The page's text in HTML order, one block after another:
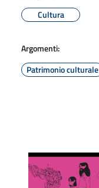
Cultura
Argomenti:
Patrimonio culturale